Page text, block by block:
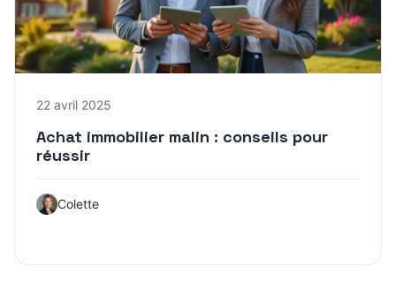
22 avril 2025
Achat immobilier malin : conseils pour
réussir
Colette